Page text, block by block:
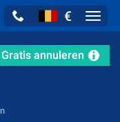
€
Gratis annuleren